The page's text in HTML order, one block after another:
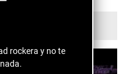
rockera y no te